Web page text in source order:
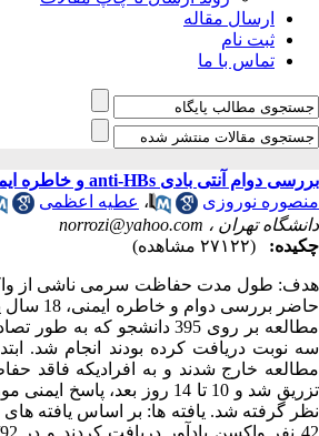
ارسال مقاله
ثبت نام
تماس با ما
بررسی دوام آنتی بادی anti-HBs و خاطره ایمنی واکسن هپاتیت B ، 18 سال پس از واکسیناسیون دوره نوزادی در دانشجویان دانشگاه تهران
منصوره نوروزی
، عطیه اعظمی
دانشگاه تهران ، norrozi@yahoo.com
چکیده:
(۲۷۱۲۲ مشاهده)